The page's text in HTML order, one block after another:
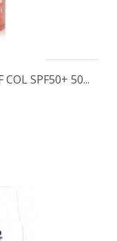
SPF50+ 50...